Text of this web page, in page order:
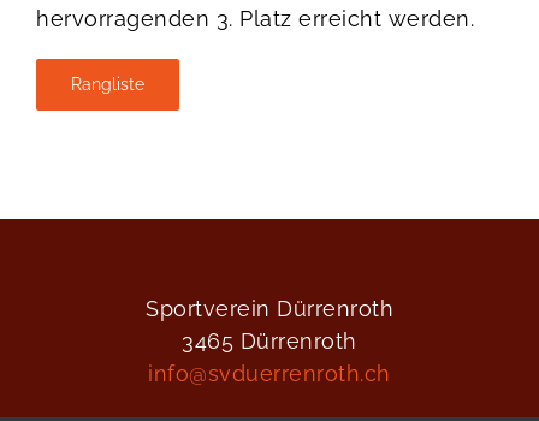
hervorragenden 3. Platz erreicht werden.
Rangliste
Sportverein Dürrenroth
3465 Dürrenroth
info@svduerrenroth.ch